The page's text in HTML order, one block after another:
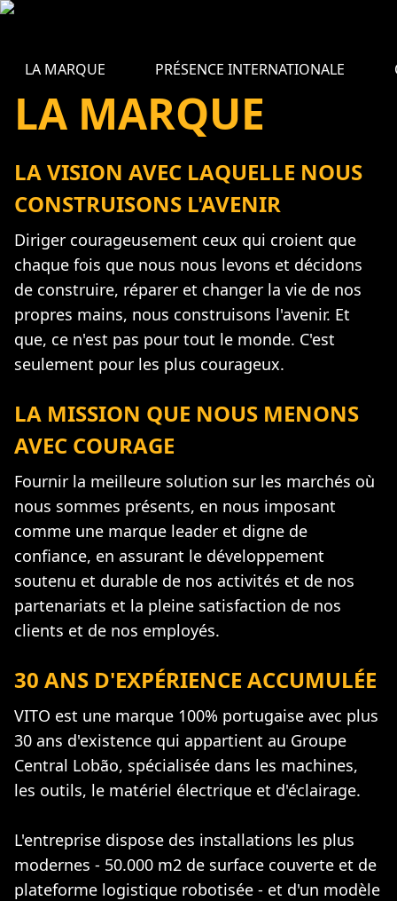
LA MARQUE PRÉSENCE INTERNATIONALE
LA MARQUE
LA VISION AVEC LAQUELLE NOUS
CONSTRUISONS L'AVENIR
Diriger courageusement ceux qui croient que
chaque fois que nous nous levons et décidons
de construire, réparer et changer la vie de nos
propres mains, nous construisons l'avenir. Et
que, ce n'est pas pour tout le monde. C'est
seulement pour les plus courageux.
LA MISSION QUE NOUS MENONS
AVEC COURAGE
Fournir la meilleure solution sur les marchés où
nous sommes présents, en nous imposant
comme une marque leader et digne de
confiance, en assurant le développement
soutenu et durable de nos activités et de nos
partenariats et la pleine satisfaction de nos
clients et de nos employés.
30 ANS D'EXPÉRIENCE ACCUMULÉE
VITO est une marque 100% portugaise avec plus
30 ans d'existence qui appartient au Groupe
Central Lobão, spécialisée dans les machines,
les outils, le matériel électrique et d'éclairage.
L'entreprise dispose des installations les plus
modernes - 50.000 m2 de surface couverte et de
plateforme logistique robotisée - et d'un modèle